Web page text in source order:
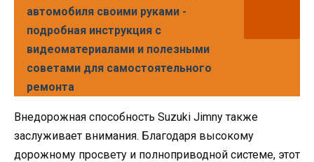
автомобиля своими руками -
подробная инструкция с
видеоматериалами и полезными
советами для самостоятельного
ремонта
Внедорожная способность Suzuki Jimny также
заслуживает внимания. Благодаря высокому
дорожному просвету и полноприводной системе, этот